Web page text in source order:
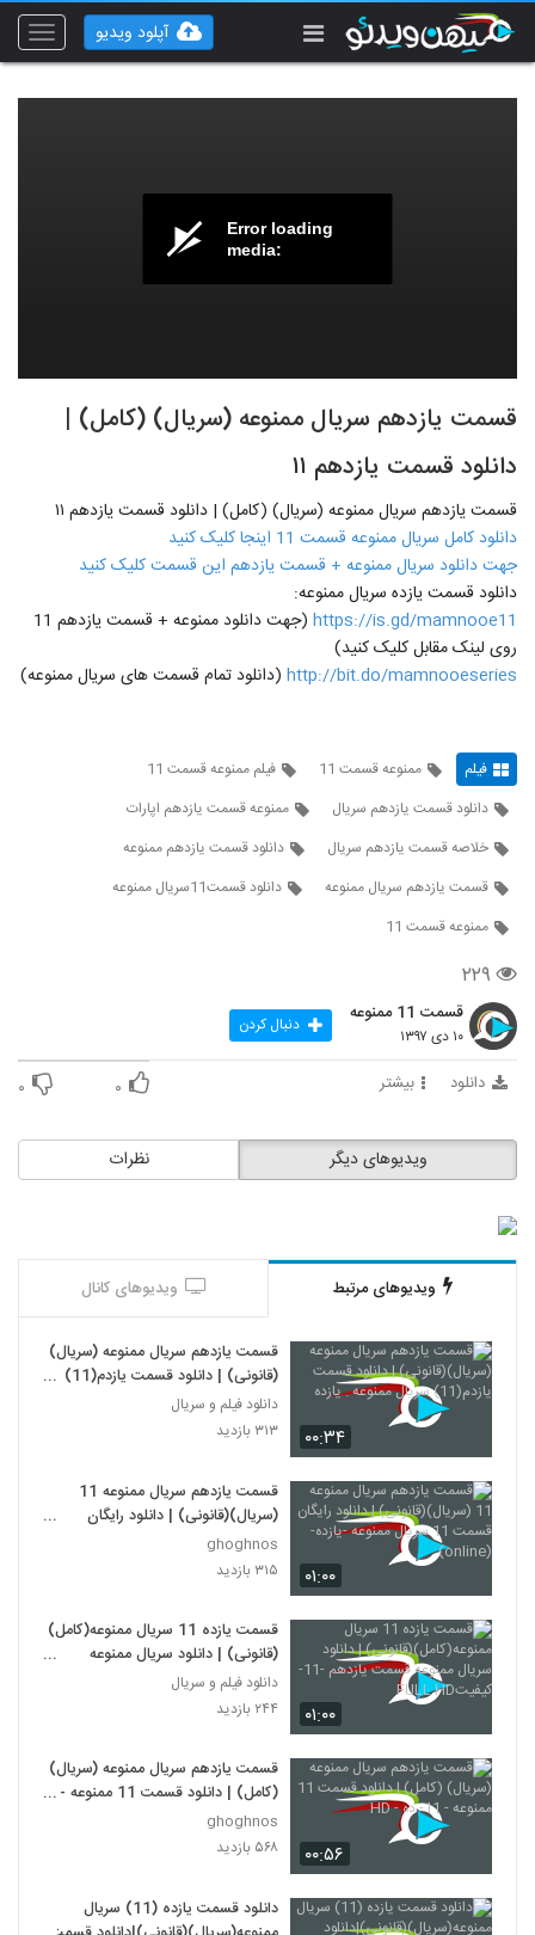
Toggle
آپلود ویدیو
Error loading
media:
قسمت یازدهم سریال ممنوعه (سریال) (کامل) |
دانلود قسمت یازدهم ۱۱
قسمت یازدهم سریال ممنوعه (سریال) (کامل) | دانلود قسمت یازدهم ۱۱
دانلود کامل سریال ممنوعه قسمت 11 اینجا کلیک کنید
جهت دانلود سریال ممنوعه + قسمت یازدهم این قسمت کلیک کنید
دانلود قسمت یازده سریال ممنوعه:
https://is.gd/mamnooe11
(جهت دانلود ممنوعه + قسمت یازدهم 11
روی لینک مقابل کلیک کنید)
http://bit.do/mamnooeseries (دانلود تمام قسمت های سریال ممنوعه)
فیلم ممنوعه قسمت 11
فیلم ممنوعه قسمت 11
دانلود قسمت یازدهم سریال
ممنوعه قسمت یازدهم اپارات
خلاصه قسمت یازدهم سریال
دانلود قسمت یازدهم ممنوعه
قسمت یازدهم سریال ممنوعه
دانلود قسمت11سریال ممنوعه
ممنوعه قسمت 11
۲۲۹
قسمت 11 ممنوعه
۱۰ دی ۱۳۹۷ دنبال کردن
دانلود بیشتر ۰ ۰
نظرات ویدیوهای دیگر
ویدیوهای مرتبط ویدیوهای کانال
۰۰:۳۴
قسمت یازدهم سریال ممنوعه (سریال)
(قانونی) | دانلود قسمت یازدم(11)
سریال ممنوعه . یازده
دانلود فیلم و سریال
۳۱۳ بازدید
۰۱:۰۰
قسمت یازدهم سریال ممنوعه 11
(سریال)(قانونی) | دانلود رایگان
قسمت 11 سریال ممنوعه -یازده-
(online)
ghoghnos
۳۱۵ بازدید
۰۱:۰۰
قسمت یازده 11 سریال ممنوعه(کامل)
(قانونی) | دانلود سریال ممنوعه
قسمت یازدهم -11-کیفیتFULL HD
دانلود فیلم و سریال
۲۴۴ بازدید
۰۰:۵۶
قسمت یازدهم سریال ممنوعه (سریال)
(کامل) | دانلود قسمت 11 ممنوعه -
11- ده - HD
ghoghnos
۵۶۸ بازدید
دانلود قسمت یازده (11) سریال